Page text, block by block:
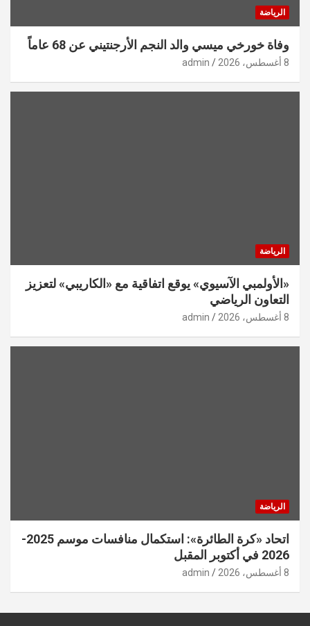
الرياضة
وفاة خورخي ميسي والد النجم الأرجنتيني عن 68 عاماً
8 أغسطس، 2026 admin
الرياضة
«الأولمبي الآسيوي» يوقع اتفاقية مع «الكاريبي» لتعزيز
التعاون الرياضي
8 أغسطس، 2026 admin
الرياضة
اتحاد «كرة الطائرة»: استكمال منافسات موسم 2025-
2026 في أكتوبر المقبل
8 أغسطس، 2026 admin